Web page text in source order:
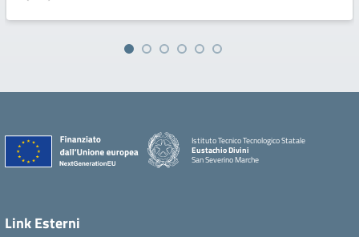
Istituto Tecnico Tecnologico Statale
Eustachio Divini
San Severino Marche
Link Esterni